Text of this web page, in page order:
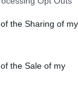
the Sharing of my
the Sale of my
από τη μεγάλη
31 Ιουλίου στον
Για αμύθητο